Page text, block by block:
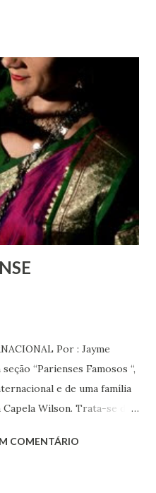
à liberdade de opinião
e de associação, e de
20 e 21 da Declaração
) – têm estado no centro
árabe nos últimos dois
ruas para exigir mudanças.
fizeram suas vozes
Por : Jayme
“Parienses Famosos “,
e de uma família
Wilson. Trata-se da
: Bailarina e professora
COMENTÁRIO